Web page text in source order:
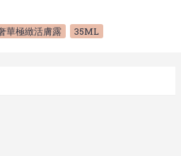
華極緻活膚露 35ML